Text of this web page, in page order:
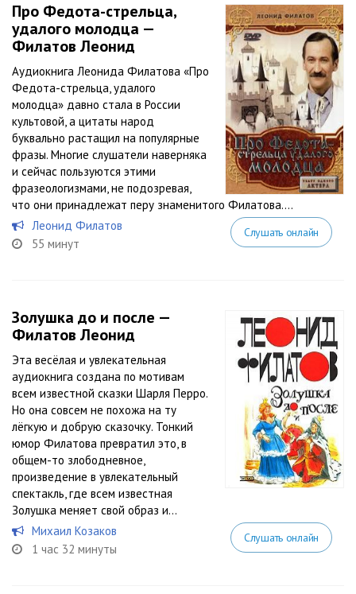
Про Федота-стрельца,
удалого молодца —
Филатов Леонид
Аудиокнига Леонида Филатова «Про
Федота-стрельца, удалого
молодца» давно стала в России
культовой, а цитаты народ
буквально растащил на популярные
фразы. Многие слушатели наверняка
и сейчас пользуются этими
фразеологизмами, не подозревая,
что они принадлежат перу знаменитого Филатова....
Леонид Филатов
55 минут
Слушать онлайн
Золушка до и после —
Филатов Леонид
Эта весёлая и увлекательная
аудиокнига создана по мотивам
всем известной сказки Шарля Перро.
Но она совсем не похожа на ту
лёгкую и добрую сказочку. Тонкий
юмор Филатова превратил это, в
общем-то злободневное,
произведение в увлекательный
спектакль, где всем известная
Золушка меняет свой образ и...
Михаил Козаков
1 час 32 минуты
Слушать онлайн